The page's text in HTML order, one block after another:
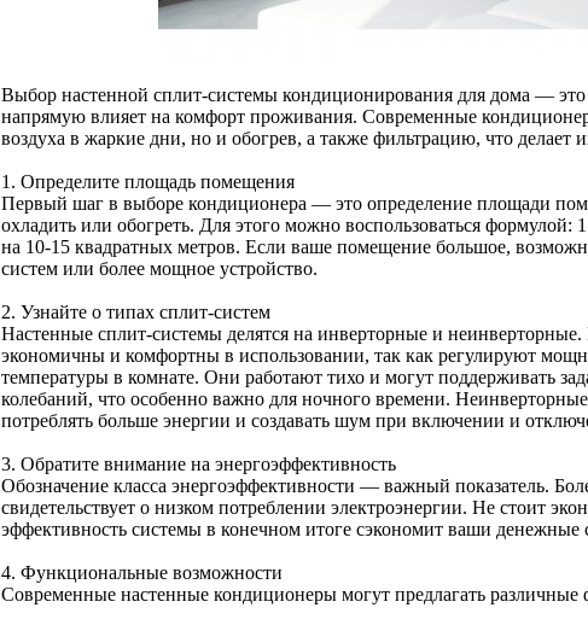
Выбор настенной сплит-системы кондиционирования для дома —
напрямую влияет на комфорт проживания. Современные
воздуха в жаркие дни, но и обогрев, а также фильтрацию, что
1. Определите площадь помещения
Первый шаг в выборе кондиционера — это определение площади
охладить или обогреть. Для этого можно воспользоваться
на 10-15 квадратных метров. Если ваше помещение большое,
систем или более мощное устройство.
2. Узнайте о типах сплит-систем
Настенные сплит-системы делятся на инверторные и
экономичны и комфортны в использовании, так как регулируют
температуры в комнате. Они работают тихо и могут поддерживать
колебаний, что особенно важно для ночного времени.
потреблять больше энергии и создавать шум при включении и
3. Обратите внимание на энергоэффективность
Обозначение класса энергоэффективности — важный показатель.
свидетельствует о низком потреблении электроэнергии. Не стоит
эффективность системы в конечном итоге сэкономит ваши денежные
4. Функциональные возможности
Современные настенные кондиционеры могут предлагать различные